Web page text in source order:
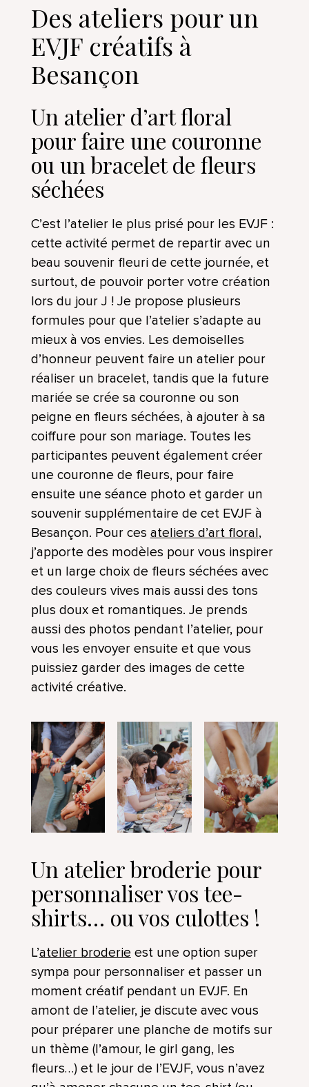
Des ateliers pour un
EVJF créatifs à
Besançon
Un atelier d’art floral
pour faire une couronne
ou un bracelet de fleurs
séchées
C’est l’atelier le plus prisé pour les EVJF :
cette activité permet de repartir avec un
beau souvenir fleuri de cette journée, et
surtout, de pouvoir porter votre création
lors du jour J ! Je propose plusieurs
formules pour que l’atelier s’adapte au
mieux à vos envies. Les demoiselles
d’honneur peuvent faire un atelier pour
réaliser un bracelet, tandis que la future
mariée se crée sa couronne ou son
peigne en fleurs séchées, à ajouter à sa
coiffure pour son mariage. Toutes les
participantes peuvent également créer
une couronne de fleurs, pour faire
ensuite une séance photo et garder un
souvenir supplémentaire de cet EVJF à
Besançon. Pour ces ateliers d’art floral,
j’apporte des modèles pour vous inspirer
et un large choix de fleurs séchées avec
des couleurs vives mais aussi des tons
plus doux et romantiques. Je prends
aussi des photos pendant l’atelier, pour
vous les envoyer ensuite et que vous
puissiez garder des images de cette
activité créative.
Un atelier broderie pour
personnaliser vos tee-
shirts… ou vos culottes !
L’atelier broderieest une option super
sympa pour personnaliser et passer un
moment créatif pendant un EVJF. En
amont de l’atelier, je discute avec vous
pour préparer une planche de motifs sur
un thème (l’amour, le girl gang, les
fleurs…) et le jour de l’EVJF, vous n’avez